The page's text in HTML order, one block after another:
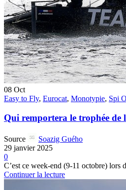
08 Oct
Easy to Fly, Eurocat, Monotypie, Spi
Qui remportera le trophée de
Source
Soazig Guého
29 janvier 2025
0
C’est ce week-end (9-11 octobre)
Continuer la lecture